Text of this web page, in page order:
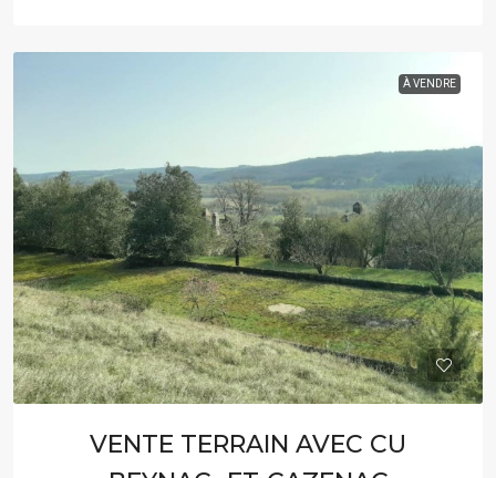
À VENDRE
VENTE TERRAIN AVEC CU